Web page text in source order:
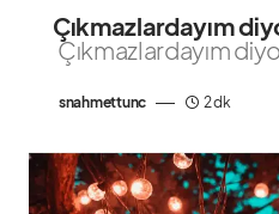
Çıkmazlardayım
Çıkmazlardayım
snahmettunc 2 dk